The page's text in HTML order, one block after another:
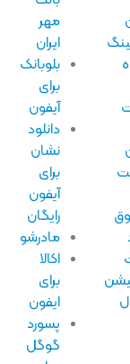
بلوبانک
آیفون
دانلود
نشان
آیفون
رایگان
مادرشو
اکالا
ایفون
پسورد
گوگل